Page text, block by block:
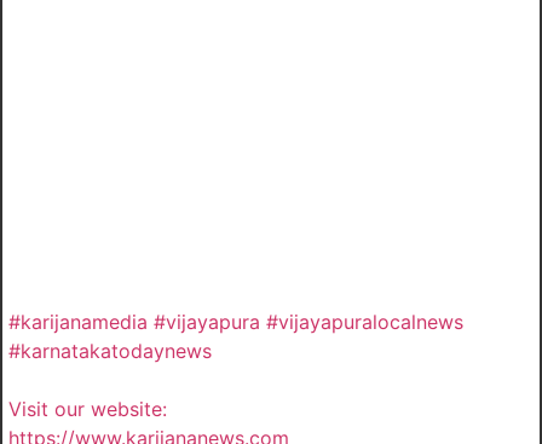
#karijanamedia #vijayapura #vijayapuralocalnews
#karnatakatodaynews
Visit our website:
https://www.karijananews.com